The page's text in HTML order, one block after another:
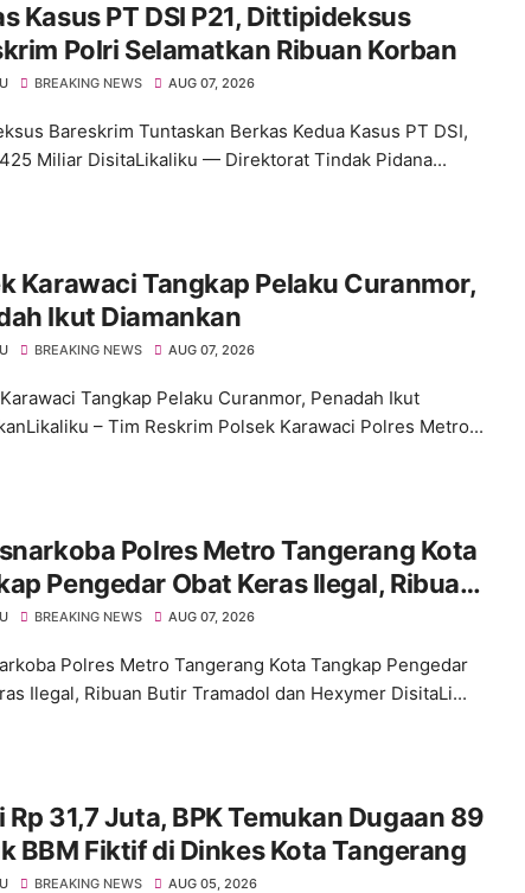
Kasus PT DSI P21, Dittipideksus
Polri Selamatkan Ribuan Korban
BREAKING NEWS AUG 07, 2026
Bareskrim Tuntaskan Berkas Kedua Kasus PT DSI,
Miliar DisitaLikaliku — Direktorat Tindak Pidana...
Karawaci Tangkap Pelaku Curanmor,
Ikut Diamankan
BREAKING NEWS AUG 07, 2026
Tangkap Pelaku Curanmor, Penadah Ikut
– Tim Reskrim Polsek Karawaci Polres Metro...
Polres Metro Tangerang Kota
Pengedar Obat Keras Ilegal, Ribuan
dan Hexymer Disita
BREAKING NEWS AUG 07, 2026
Polres Metro Tangerang Kota Tangkap Pengedar
Ilegal, Ribuan Butir Tramadol dan Hexymer DisitaLi...
Rp 31,7 Juta, BPK Temukan Dugaan 89
BBM Fiktif di Dinkes Kota Tangerang
BREAKING NEWS AUG 05, 2026